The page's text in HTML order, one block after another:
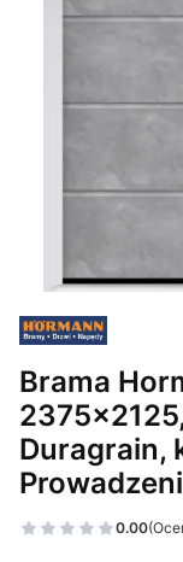
Brama
Duragrain,
0.00